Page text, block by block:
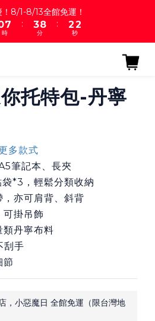
8/1-8/13全館免運！
8
7
6
2
1
時
:
4
3
2
9
8
7
3
2
分
:
3
2
1
3
2
1
秒
托特包-丹寧
多款式
筆記本、長夾
*3，輕鬆分類收納
亦可肩背、斜背
可掛吊飾
類丹寧布料
刮手
節
，小惡魔日 全館免運（限台灣地